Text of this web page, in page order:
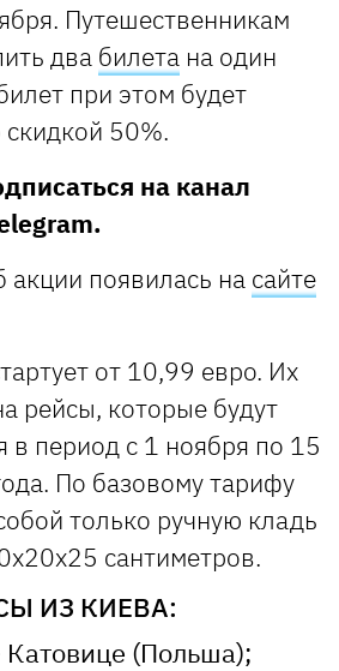
Путешественникам
два билета на один
при этом будет
скидкой 50%.
на канал
появилась на сайте
от 10,99 евро. Их
рейсы, которые будут
в период с 1 ноября по 15
По базовому тарифу
только ручную кладь
сантиметров.
ИЗ КИЕВА:
(Польша);